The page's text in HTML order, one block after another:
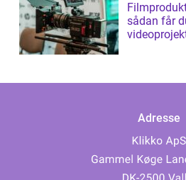
sådan får
Adresse